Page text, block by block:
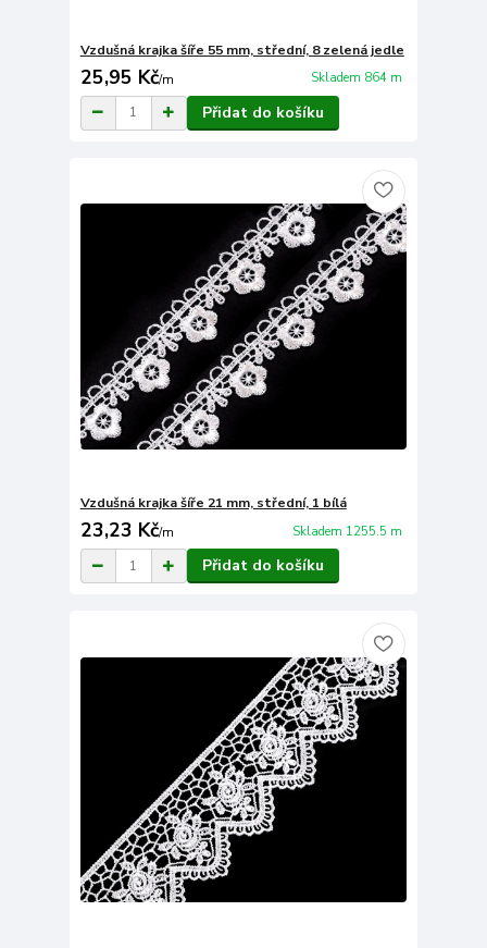
Vzdušná krajka šíře 55 mm, střední, 8 zelená jedle
25,95 Kč/m Skladem 864 m
Přidat do košíku
Vzdušná krajka šíře 21 mm, střední, 1 bílá
23,23 Kč/m Skladem 1255.5 m
Přidat do košíku